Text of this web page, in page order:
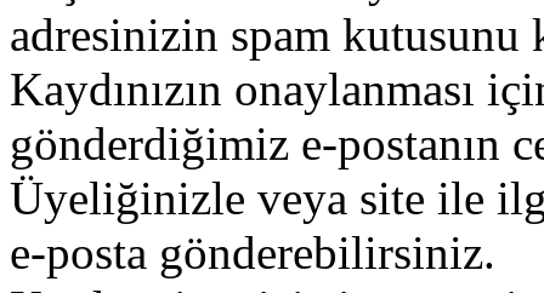
adresinizin spam
Kaydınızın onaylanması
gönderdiğimiz e-postanın
Üyeliğinizle veya site ile
e-posta gönderebilirsiniz.